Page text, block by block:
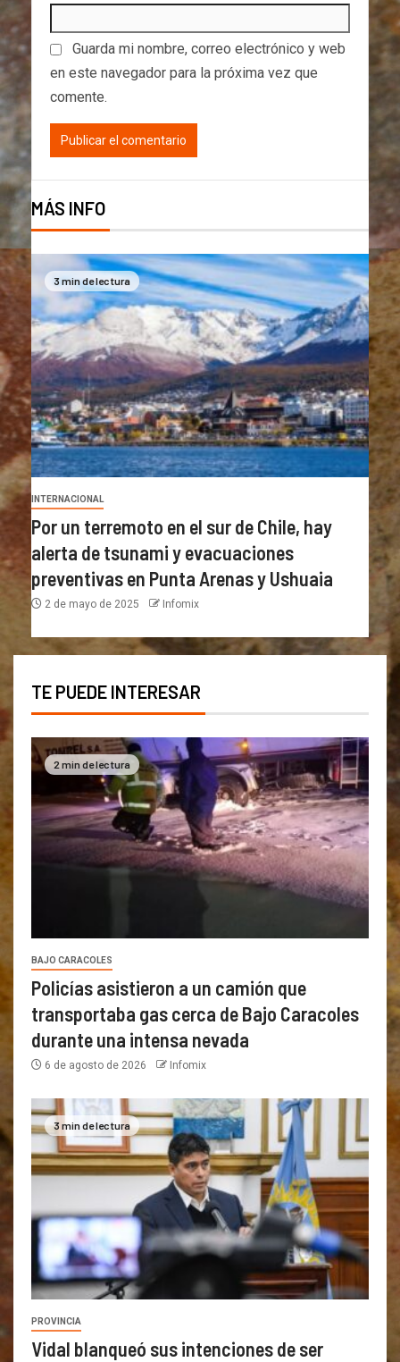
Guarda mi nombre, correo electrónico y web
en este navegador para la próxima vez que
comente.
MÁS INFO
3 min de lectura
INTERNACIONAL
Por un terremoto en el sur de Chile, hay
alerta de tsunami y evacuaciones
preventivas en Punta Arenas y Ushuaia
2 de mayo de 2025 Infomix
TE PUEDE INTERESAR
2 min de lectura
BAJO CARACOLES
Policías asistieron a un camión que
transportaba gas cerca de Bajo Caracoles
durante una intensa nevada
6 de agosto de 2026 Infomix
3 min de lectura
PROVINCIA
Vidal blanqueó sus intenciones de ser